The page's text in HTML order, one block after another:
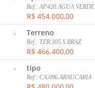
Ref.: AP.420.AGUA VERDE
R$ 454.000,00
, Terreno
Ref.: TER.305.S.BRAZ
R$ 466.400,00
, tipo
Ref.: CA.096.ARAUCARIA